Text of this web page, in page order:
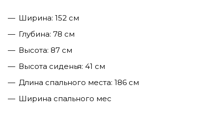
Ширина: 152 см
Глубина: 78 см
Высота: 87 см
Высота сиденья: 41 см
Длина спального места: 186 см
Ширина спального мес